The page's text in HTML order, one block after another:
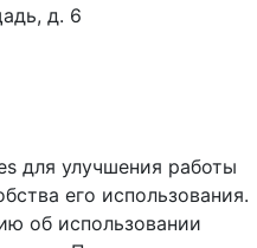
д. 6
для улучшения работы
его использования.
об использовании